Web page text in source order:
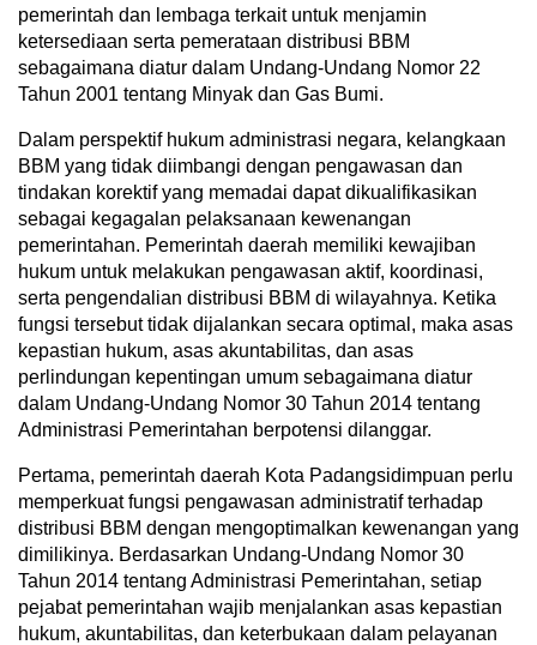
pemerintah dan lembaga terkait untuk menjamin
ketersediaan serta pemerataan distribusi BBM
sebagaimana diatur dalam Undang-Undang Nomor 22
Tahun 2001 tentang Minyak dan Gas Bumi.
Dalam perspektif hukum administrasi negara, kelangkaan
BBM yang tidak diimbangi dengan pengawasan dan
tindakan korektif yang memadai dapat dikualifikasikan
sebagai kegagalan pelaksanaan kewenangan
pemerintahan. Pemerintah daerah memiliki kewajiban
hukum untuk melakukan pengawasan aktif, koordinasi,
serta pengendalian distribusi BBM di wilayahnya. Ketika
fungsi tersebut tidak dijalankan secara optimal, maka asas
kepastian hukum, asas akuntabilitas, dan asas
perlindungan kepentingan umum sebagaimana diatur
dalam Undang-Undang Nomor 30 Tahun 2014 tentang
Administrasi Pemerintahan berpotensi dilanggar.
Pertama, pemerintah daerah Kota Padangsidimpuan perlu
memperkuat fungsi pengawasan administratif terhadap
distribusi BBM dengan mengoptimalkan kewenangan yang
dimilikinya. Berdasarkan Undang-Undang Nomor 30
Tahun 2014 tentang Administrasi Pemerintahan, setiap
pejabat pemerintahan wajib menjalankan asas kepastian
hukum, akuntabilitas, dan keterbukaan dalam pelayanan